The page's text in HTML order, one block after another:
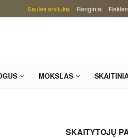
Saulės arkliukai Renginiai
MOKSLAS
SKAITYTOJŲ